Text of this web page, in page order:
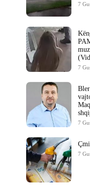
7
7
7
7